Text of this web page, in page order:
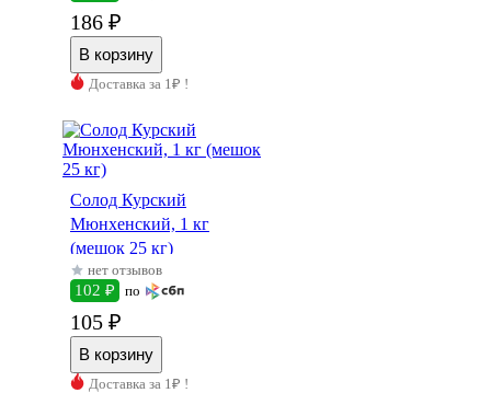
186 ₽
Доставка за 1₽ !
Солод Курский
Мюнхенский, 1 кг
(мешок 25 кг)
нет отзывов
102 ₽ по
105 ₽
Доставка за 1₽ !